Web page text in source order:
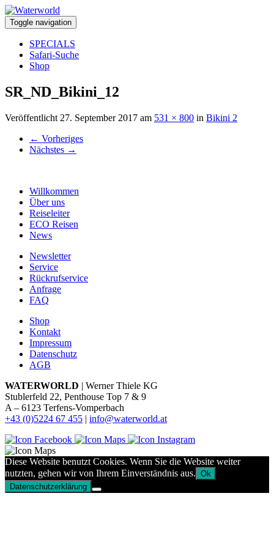
Toggle navigation
SPECIALS
Safari-Suche
Shop
SR_ND_Bikini_12
Veröffentlicht 27. September 2017 am 531 × 800 in Bikini 2
← Vorheriges
Nächstes →
Willkommen
Über uns
Reiseleiter
ECO Reisen
News
Newsletter
Service
Rückrufservice
Anfrage
FAQ
Shop
Kontakt
Impressum
Datenschutz
AGB
WATERWORLD | Werner Thiele KG
Stublerfeld 22, Penthouse Top 7 & 9
A – 6123 Terfens-Vomperbach
+43 (0)5224 67 455 | info@waterworld.at
Diese Website benutzt Cookies. Wenn Sie die Website weiter
nutzten, gehen wir von Ihrem Einverständnis aus. Ok
Datenschutzerklärung